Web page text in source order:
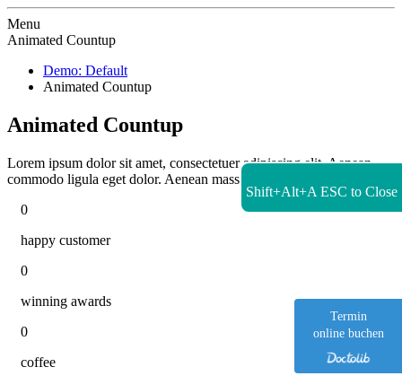
Termin
online buchen
Zur Startseite
Menu
Animated Countup
Demo: Default
Animated Countup
Animated Countup
Lorem ipsum dolor sit amet, consectetuer adipiscing elit. Aenean
commodo ligula eget dolor. Aenean massa.
0
happy customer
0
winning awards
0
coffee
Shift+Alt+A ESC to Close